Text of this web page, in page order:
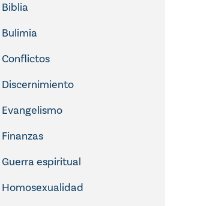
Biblia
Bulimia
Conflictos
Discernimiento
Evangelismo
Finanzas
Guerra espiritual
Homosexualidad